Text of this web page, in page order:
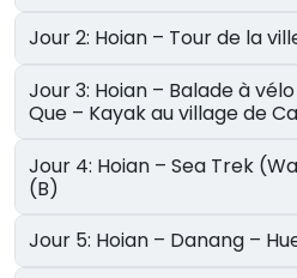
Jour 2: Hoian – Tour de la
Jour 3: Hoian – Balade à vélo au village de Tra
Que – Kayak au village de
Jour 4: Hoian – Sea Trek (Walking underwater)
(B)
Jour 5: Hoian – Danang –